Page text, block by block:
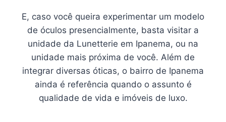
E, caso você queira experimentar um modelo
de óculos presencialmente, basta visitar a
unidade da Lunetterie em Ipanema, ou na
unidade mais próxima de você. Além de
integrar diversas óticas, o bairro de Ipanema
ainda é referência quando o assunto é
qualidade de vida e imóveis de luxo.